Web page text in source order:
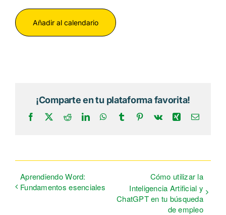
Añadir al calendario
¡Comparte en tu plataforma favorita!
Facebook RedditLinkedInWhatsApp
Tumblr Pinterest
Vk XingCorreo
Aprendiendo Word:
Fundamentos esenciales
Cómo utilizar la
Inteligencia Artificial y
ChatGPT en tu búsqueda
de empleo